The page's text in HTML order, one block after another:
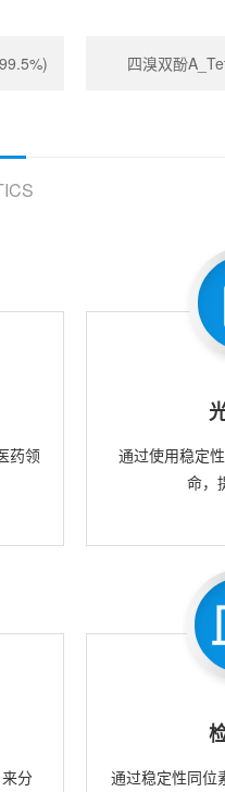
四溴双酚
药领
通过使用稳定
命，
分
通过稳定性同位